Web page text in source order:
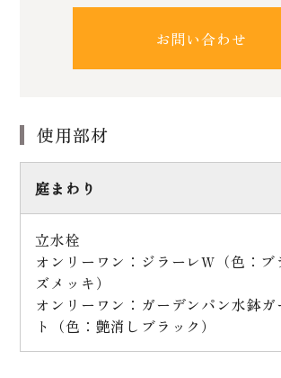
お問い合わせ
使用部材
庭まわり
立水栓
オンリーワン：ジラーレW（色：ブ
ズメッキ）
オンリーワン：ガーデンパン水鉢ガ
ト（色：艶消しブラック）